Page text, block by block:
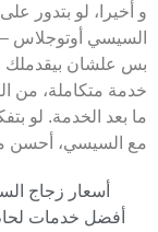
و أخيرا، لو بتدور
خدمة متكاملة، من
ما بعد الخدمة. لو
مع السيسي، أحسن
أسعار زجاج
أفضل خدمات